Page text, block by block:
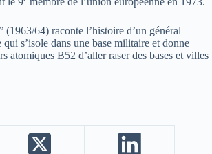
(1963/64) raconte l’histoire d’un général
s’isole dans une base militaire et donne
atomiques B52 d’aller raser des bases et villes